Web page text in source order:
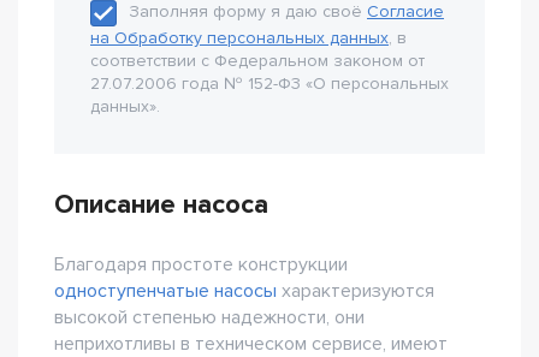
Заполняя форму я даю своё Согласие
на Обработку персональных данных, в
соответствии с Федеральном законом от
27.07.2006 года № 152-Ф3 «О персональных
данных».
Описание насоса
Благодаря простоте конструкции
одноступенчатые насосы характеризуются
высокой степенью надежности, они
неприхотливы в техническом сервисе, имеют